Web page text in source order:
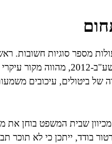
מספר סוגיות חשובות.
(פיצוי וסיוע בשל ביטול טיסה או שינוי
של ביטולים, עיכובים
שבית המשפט בוחן את
בודד, ייתכן כי לא תוכר